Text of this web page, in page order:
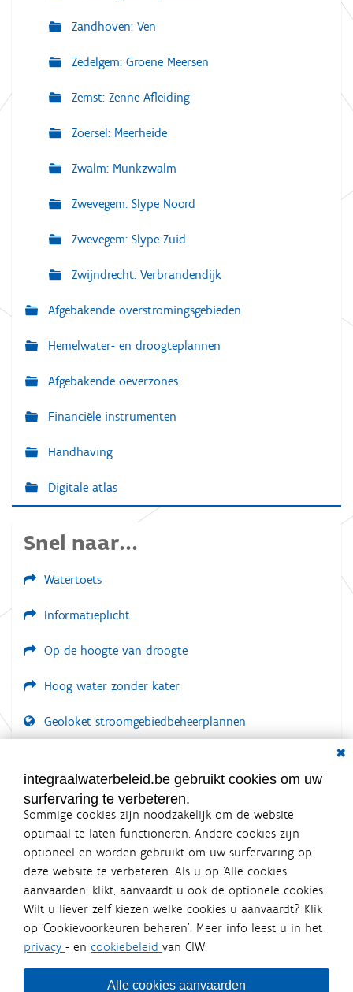
Zandhoven: Ven
Zedelgem: Groene Meersen
Zemst: Zenne Afleiding
Zoersel: Meerheide
Zwalm: Munkzwalm
Zwevegem: Slype Noord
Zwevegem: Slype Zuid
Zwijndrecht: Verbrandendijk
Afgebakende overstromingsgebieden
Hemelwater- en droogteplannen
Afgebakende oeverzones
Financiële instrumenten
Handhaving
Digitale atlas
Snel naar...
Watertoets
Informatieplicht
Op de hoogte van droogte
Hoog water zonder kater
Geoloket stroomgebiedbeheerplannen
LOGIN VEREIST
integraalwaterbeleid.be gebruikt cookies om uw
surfervaring te verbeteren.
Sommige cookies zijn noodzakelijk om de website
optimaal te laten functioneren. Andere cookies zijn
optioneel en worden gebruikt om uw surfervaring op
deze website te verbeteren. Als u op ‘Alle cookies
aanvaarden’ klikt, aanvaardt u ook de optionele cookies.
Wilt u liever zelf kiezen welke cookies u aanvaardt? Klik
op ‘Cookievoorkeuren beheren’. Meer info leest u in het
privacy - en cookiebeleid van CIW.
Alle cookies aanvaarden
Integraalwaterbeleid.be is een
officiële website van de Vlaamse
overheid
uitgegeven door Coördinatiecommissie Integraal
Waterbeleid
De Coördinatiecommissie Integraal Waterbeleid (CIW) is een
bestuursniveaus die bij het waterbeleid betrokken zijn. Ook